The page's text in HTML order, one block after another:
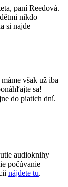
paní Reedová.
nikdo
si najde
však už iba
sa!
do piatich dní.
audioknihy
počúvanie
nájdete tu.